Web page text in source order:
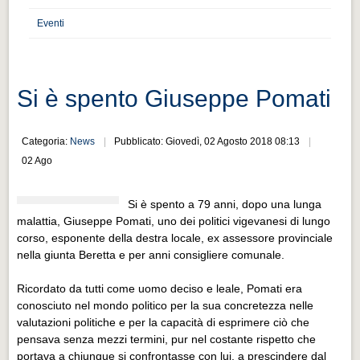
Cultura e turismo 4.0
Cultura e turismo 4.0
PROGETTI
Progetti Aperti
Progetti Realizzati
Progetti Realizzati
EVENTI
EVENTI
Eventi
Si è spento Giuseppe Pomati
Categoria: News
Pubblicato: Giovedì, 02 Agosto 2018 08:13
02 Ago
Si è spento a 79 anni, dopo una lunga
malattia, Giuseppe Pomati, uno dei politici vigevanesi di lungo
corso, esponente della destra locale, ex assessore provinciale
nella giunta Beretta e per anni consigliere comunale.
Ricordato da tutti come uomo deciso e leale, Pomati era
conosciuto nel mondo politico per la sua concretezza nelle
valutazioni politiche e per la capacità di esprimere ciò che
pensava senza mezzi termini, pur nel costante rispetto che
portava a chiunque si confrontasse con lui, a prescindere dal